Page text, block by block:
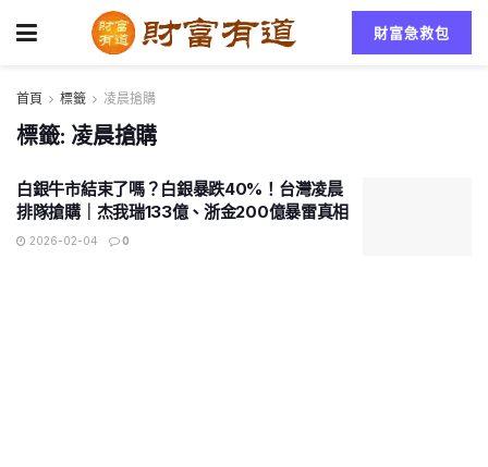
財富急救包
首頁 標籤 凌晨搶購
標籤: 凌晨搶購
白銀牛市結束了嗎？白銀暴跌40%！台灣凌晨
排隊搶購｜杰我瑞133億、浙金200億暴雷真相
2026-02-04 0